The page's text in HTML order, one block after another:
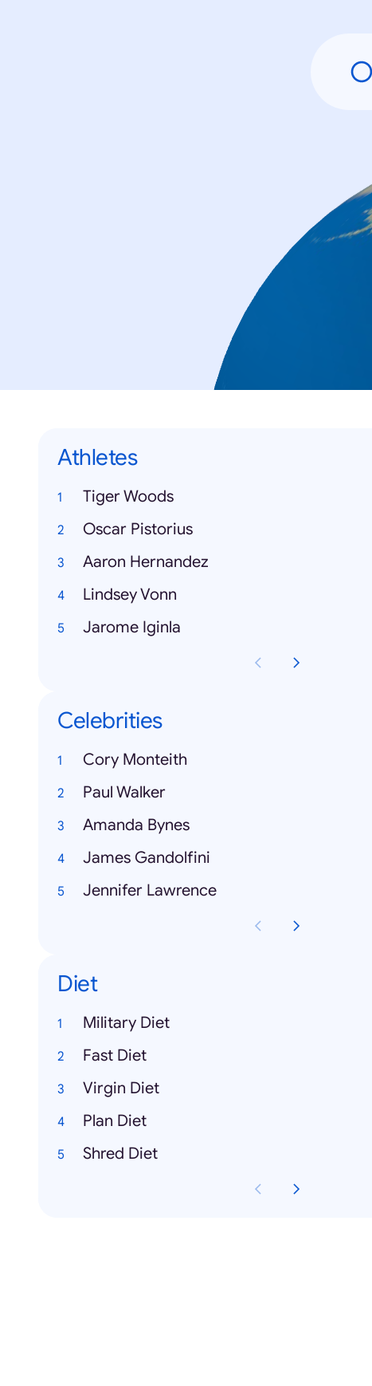
Athletes
Tiger Woods
Oscar Pistorius
Aaron Hernandez
Lindsey Vonn
Jarome Iginla
Celebrities
Cory Monteith
Paul Walker
Amanda Bynes
James Gandolfini
Jennifer Lawrence
Diet
Military Diet
Fast Diet
Virgin Diet
Plan Diet
Shred Diet